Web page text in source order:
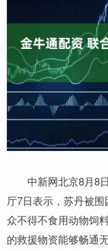
中新网北京8月8日
厅7日表示，苏丹被
众不得不食用动物饲
的救援物资能够畅通